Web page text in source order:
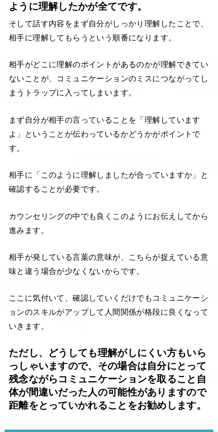
ように理解したかが全てです。
そして話す内容をまず自分がしっかり理解したことで、
相手に理解してもらうという順番になります。
相手がどこに理解のポイントがあるのかが理解できてい
ないことが、コミュニケーションのミスにつながってし
まうトラップに入ってしまいます。
まず自分が相手の言っていることを「理解しています
よ」ということが伝わっているかどうかがポイントで
す。
相手に「このように理解しましたが合っていますか」と
確認することが必要です。
カウンセリングの中でも良くこのようにお伝えしてから
進みます。
相手が発している言葉の意味が、こちらが捉えている意
味と違う場合が少なくないからです。
ここに気付いて、確認していくだけでもコミュニケーシ
ョンのスキルがアップして人間関係が格段に良くなって
いきます。
ただし、どうしても理解がしにくい方もいら
っしゃいますので、その場合は自分にとって
残念ながらコミュニケーションを取ること自
体が間違いだった人の可能性がありますので
距離をとっていかれることをお勧めします。